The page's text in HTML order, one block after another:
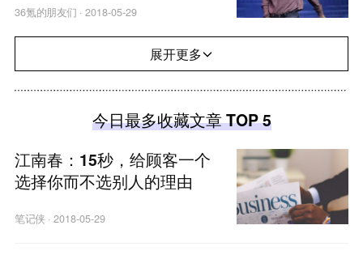
36氪的朋友们 ·2018-05-29
展开更多
今日最多收藏文章 TOP 5
江南春：15秒，给顾客一个
选择你而不选别人的理由
笔记侠·2018-05-29